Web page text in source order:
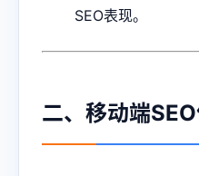
SEO表现。
二、移动端